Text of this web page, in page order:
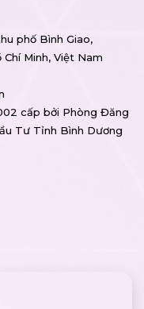
phố Bình Giao,
Minh, Việt Nam
cấp bởi Phòng Đăng
Tư Tỉnh Bình Dương